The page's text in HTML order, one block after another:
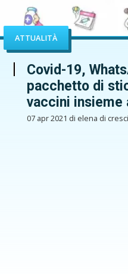
ATTUALITÀ
Covid-19,
pacchetto di
vaccini insieme
07 apr 2021 di elena di